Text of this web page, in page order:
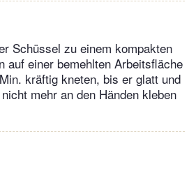
Schüssel zu einem kompakten
auf einer bemehlten Arbeitsfläche
kräftig kneten, bis er glatt und
mehr an den Händen kleben